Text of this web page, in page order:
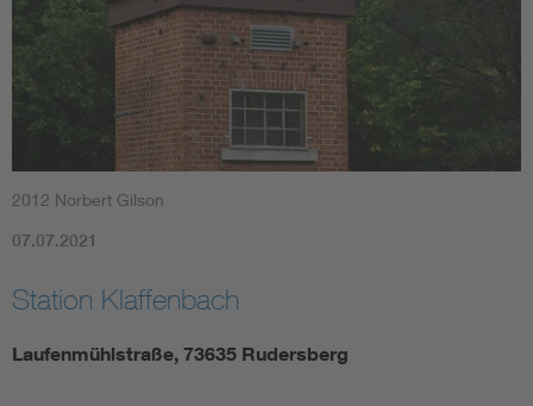
2012 Norbert Gilson
07.07.2021
Station Klaffenbach
Laufenmühlstraße, 73635 Rudersberg